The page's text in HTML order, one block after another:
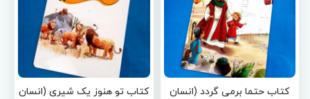
کتاب حتما برمی گردد (انسان
کتاب تو هنوز یک شیری (انسان